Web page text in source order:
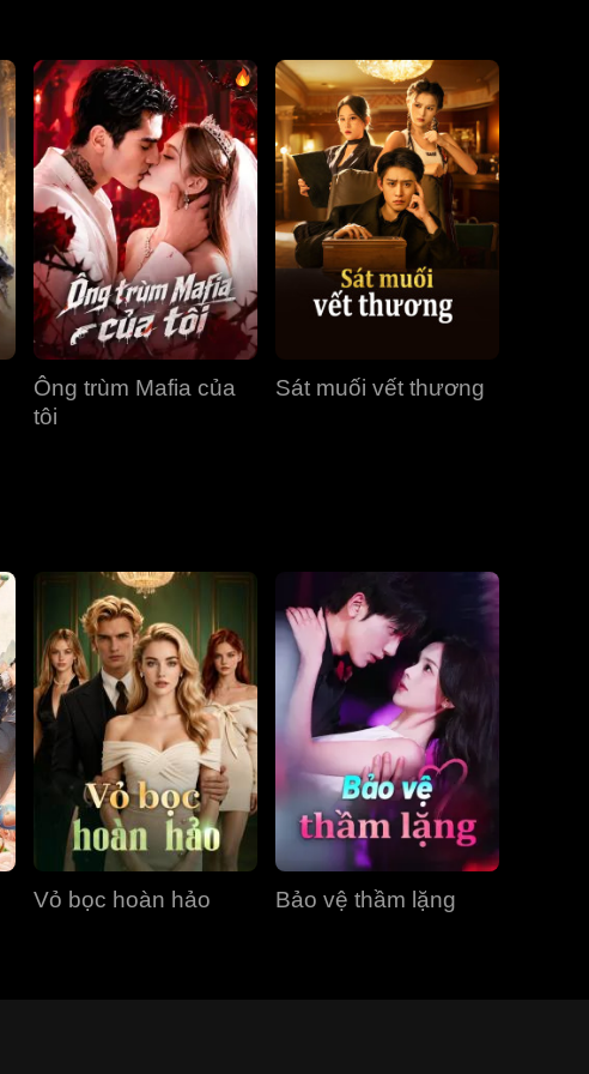
Tập 34 Tập 35 Tập 36
Tập 37
Tập 40
Ông trùm Mafia của
tôi
Sát muối vết thương
Vỏ bọc hoàn hảo Bảo vệ thầm lặng